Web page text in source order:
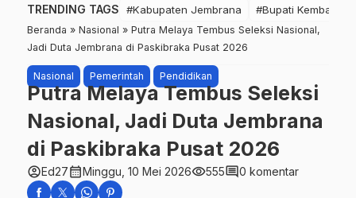
TRENDING TAGS #Kabupaten Jembrana #Bupati Kembang
Beranda » Nasional » Putra Melaya Tembus Seleksi Nasional,
Jadi Duta Jembrana di Paskibraka Pusat 2026
Nasional Pemerintah Pendidikan
Putra Melaya Tembus Seleksi
Nasional, Jadi Duta Jembrana
di Paskibraka Pusat 2026
account_circleEd27calendar_monthMinggu, 10 Mei 2026visibility555comment0 komentar